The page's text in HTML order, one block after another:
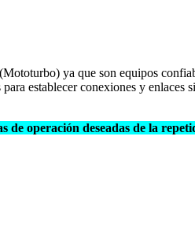
ya que son equipos
establecer conexiones y enlaces
de operación deseadas de la